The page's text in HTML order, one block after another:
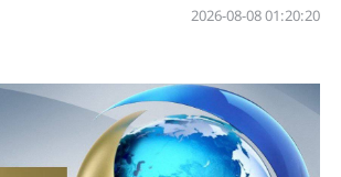
01:20:20 2026-08-08